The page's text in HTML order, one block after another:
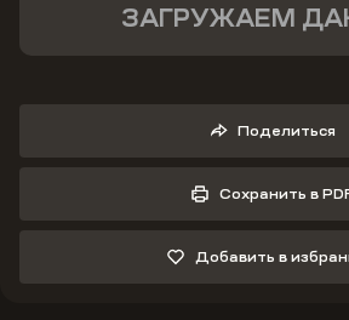
ЗАГРУЖАЕМ
Поделиться
Сохранить в
Добавить в